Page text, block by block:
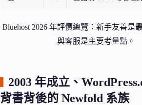
Bluehost 2026 年評價總覽：新手友善是
與客服是主要考量點。
2003 年成立、
背書背後的 Newfold 系族